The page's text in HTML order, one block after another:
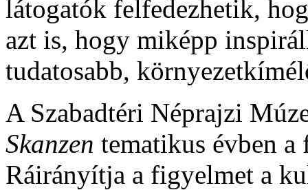
látogatók felfedezhetik,
azt is, hogy miképp
tudatosabb,
A Szabadtéri Néprajzi
Skanzen tematikus évben a
Ráirányítja a figyelmet a